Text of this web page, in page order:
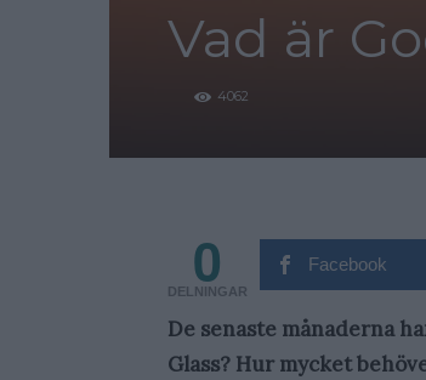
Vad är
4062
0
DELNINGAR
Facebook
De senaste månaderna
Glass? Hur mycket